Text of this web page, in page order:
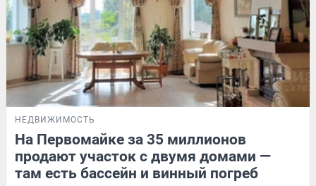
НЕДВИЖИМОСТЬ
На Первомайке за 35 миллионов
продают участок с двумя домами —
там есть бассейн и винный погреб